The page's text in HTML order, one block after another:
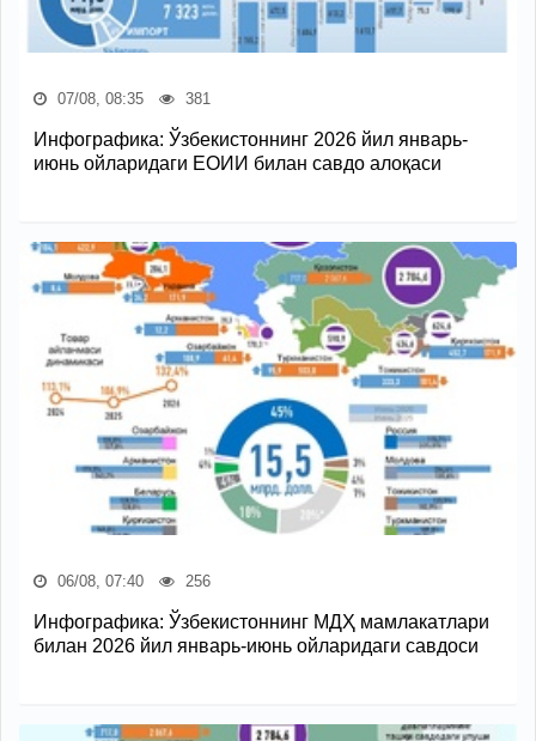
07/08, 08:35 381
Инфографика: Ўзбекистоннинг 2026 йил январь-
июнь ойларидаги ЕОИИ билан савдо алоқаси
06/08, 07:40 256
Инфографика: Ўзбекистоннинг МДҲ мамлакатлари
билан 2026 йил январь-июнь ойларидаги савдоси